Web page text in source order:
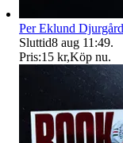
Per Eklund
Sluttid8 aug 11:49.
Pris:15 kr,Köp nu.